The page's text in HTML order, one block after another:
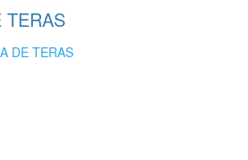
TERAS
DE TERAS